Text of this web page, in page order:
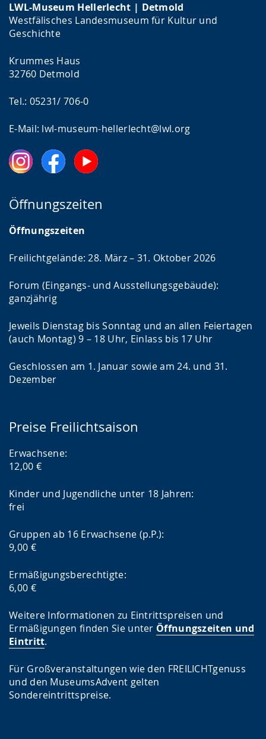
LWL-Museum Hellerlecht | Detmold
Westfälisches Landesmuseum für Kultur und
Geschichte
Krummes Haus
32760 Detmold
Tel.: 05231/ 706-0
E-Mail: lwl-museum-hellerlecht@lwl.org
Öffnungszeiten
Öffnungszeiten
Freilichtgelände: 28. März – 31. Oktober 2026
Forum (Eingangs- und Ausstellungsgebäude):
ganzjährig
Jeweils Dienstag bis Sonntag und an allen Feiertagen
(auch Montag) 9 – 18 Uhr, Einlass bis 17 Uhr
Geschlossen am 1. Januar sowie am 24. und 31.
Dezember
Preise Freilichtsaison
Erwachsene:
12,00 €
Kinder und Jugendliche unter 18 Jahren:
frei
Gruppen ab 16 Erwachsene (p.P.):
9,00 €
Ermäßigungsberechtigte:
6,00 €
Weitere Informationen zu Eintrittspreisen und
Ermäßigungen finden Sie unter Öffnungszeiten und
Eintritt.
Für Großveranstaltungen wie den FREILICHTgenuss
und den MuseumsAdvent gelten
Sondereintrittspreise.